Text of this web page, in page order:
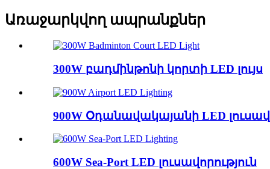
Առաջարկվող ապրանքներ
300W բադմինթոնի կորտի LED լույս
900W Օդանավակայանի LED
600W Sea-Port LED լուսավորություն